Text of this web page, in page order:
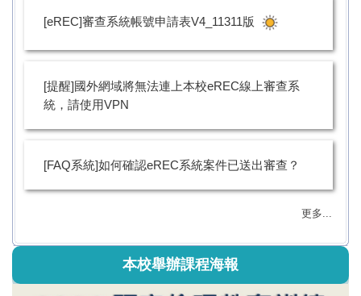
[eREC]審查系統帳號申請表V4_11311版
[提醒]國外網域將無法連上本校eREC線上審查系
統，請使用VPN
[FAQ系統]如何確認eREC系統案件已送出審查？
更多...
本校舉辦課程海報